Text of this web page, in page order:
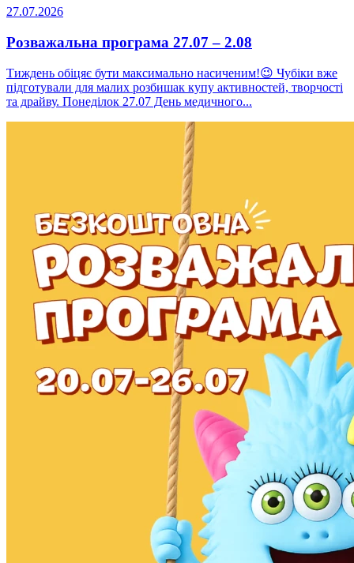
27.07.2026
Розважальна програма 27.07 – 2.08
Тиждень обіцяє бути максимально насиченим!😉 Чубіки вже
підготували для малих розбишак купу активностей, творчості
та драйву. Понеділок 27.07 День медичного...